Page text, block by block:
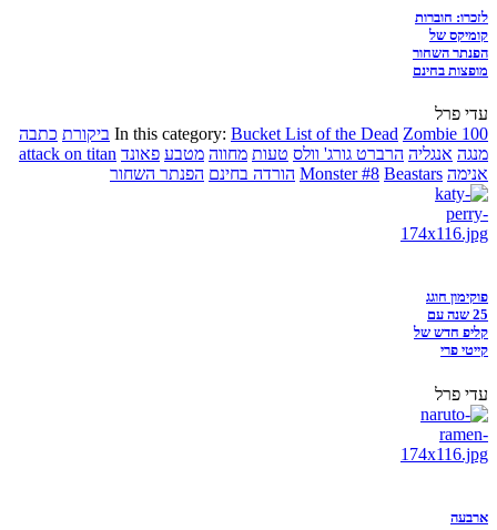
לזכרו: חוברות
קומיקס של
הפנתר השחור
מופצות בחינם
עדי פרל
In this category: Bucket List of the Dead Zombie 100 ביקורת כתבה
מנגה אנגליה הרברט גורג' וולס טעות מחווה מטבע פאונד attack on titan
אנימה
Monster #8 Beastars הורדה בחינם הפנתר השחור
פוקימון חוגג
25 שנה עם
קליפ חדש של
קייטי פרי
עדי פרל
ארבעה